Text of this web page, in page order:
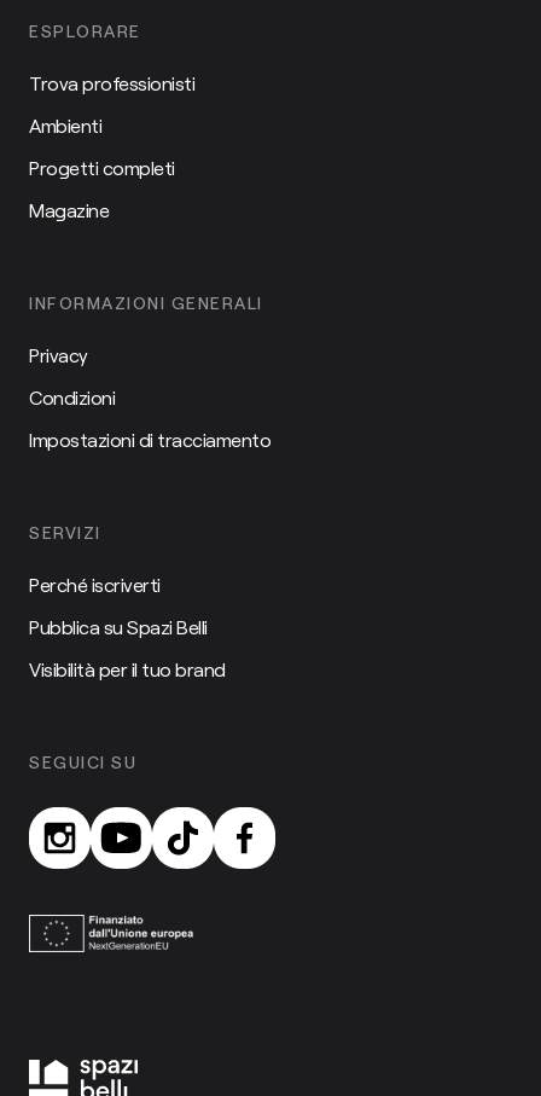
ESPLORARE
Trova professionisti
Ambienti
Progetti completi
Magazine
INFORMAZIONI GENERALI
Privacy
Condizioni
Impostazioni di tracciamento
SERVIZI
Perché iscriverti
Pubblica su Spazi Belli
Visibilità per il tuo brand
SEGUICI SU